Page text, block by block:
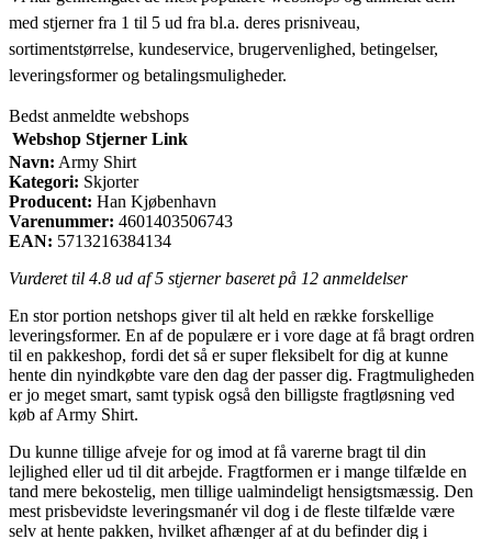
med stjerner fra 1 til 5 ud fra bl.a. deres prisniveau,
sortimentstørrelse, kundeservice, brugervenlighed, betingelser,
leveringsformer og betalingsmuligheder.
Bedst anmeldte webshops
Webshop Stjerner Link
Navn: Army Shirt
Kategori: Skjorter
Producent: Han Kjøbenhavn
Varenummer: 4601403506743
EAN: 5713216384134
Vurderet til 4.8 ud af 5 stjerner baseret på 12 anmeldelser
En stor portion netshops giver til alt held en række forskellige
leveringsformer. En af de populære er i vore dage at få bragt ordren
til en pakkeshop, fordi det så er super fleksibelt for dig at kunne
hente din nyindkøbte vare den dag der passer dig. Fragtmuligheden
er jo meget smart, samt typisk også den billigste fragtløsning ved
køb af Army Shirt.
Du kunne tillige afveje for og imod at få varerne bragt til din
lejlighed eller ud til dit arbejde. Fragtformen er i mange tilfælde en
tand mere bekostelig, men tillige ualmindeligt hensigtsmæssig. Den
mest prisbevidste leveringsmanér vil dog i de fleste tilfælde være
selv at hente pakken, hvilket afhænger af at du befinder dig i